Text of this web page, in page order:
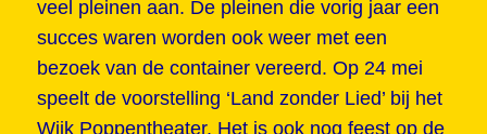
veel pleinen aan. De pleinen die vorig jaar een
succes waren worden ook weer met een
bezoek van de container vereerd. Op 24 mei
speelt de voorstelling ‘Land zonder Lied’ bij het
Wijk Poppentheater. Het is ook nog feest op de